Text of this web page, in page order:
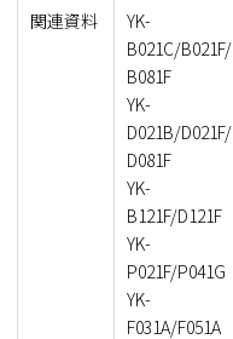
関連資料
YK-
B021C/B021F/
B081F
YK-
D021B/D021F/
D081F
YK-
B121F/D121F
YK-
P021F/P041G
YK-
F031A/F051A